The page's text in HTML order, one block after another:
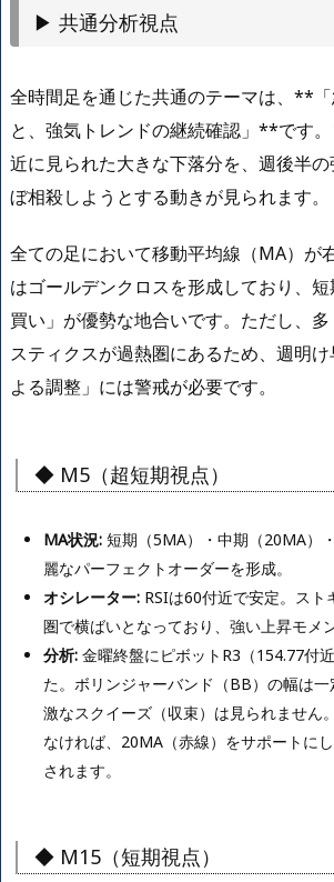
▶ 共通分析視点
全時間足を通じた共通のテーマは、**
と、強気トレンドの継続確認」**です
近に見られた大きな下落分を、週後半
ぼ相殺しようとする動きが見られます。
全ての足において移動平均線（MA）が
はゴールデンクロスを形成しており、
買い」が優勢な地合いです。ただし、
スティクスが過熱圏にあるため、週明
よる調整」には警戒が必要です。
◆ M5（超短期視点）
MA状況: 短期（5MA）・中期（20MA）
麗なパーフェクトオーダーを形成。
オシレーター: RSIは60付近で安定。スト
圏で横ばいとなっており、強い上昇モメ
分析: 金曜終盤にピボットR3（154.77付
た。ボリンジャーバンド（BB）の幅は
激なスクイーズ（収束）は見られません
なければ、20MA（赤線）をサポートに
されます。
◆ M15（短期視点）